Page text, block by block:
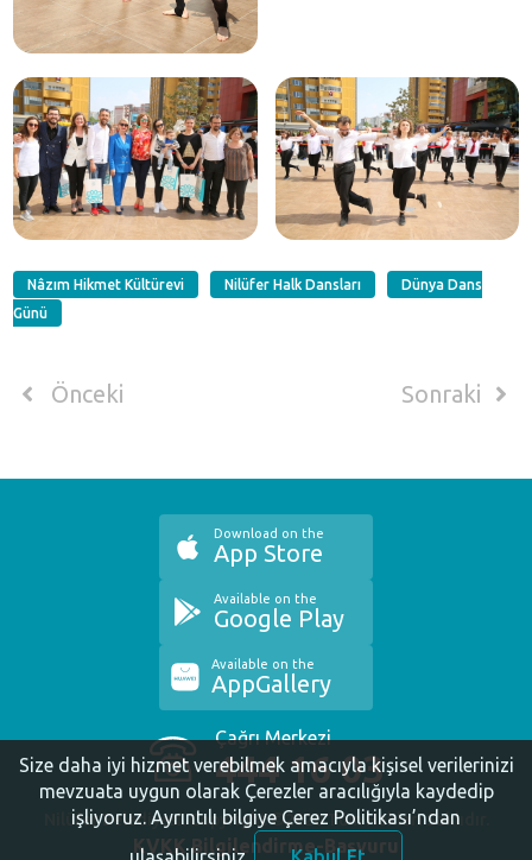
Nâzım Hikmet Kültürevi Nilüfer Halk Dansları
Dünya Dans
Günü
Önceki Sonraki
Çağrı Merkezi
444 16 03
Nilüfer Belediyesi. Copyright ©2020 Tüm Hakları Saklıdır.
KVKK Bilgilendirme-Başvuru
Download on the
App Store
Available on the
Google Play
Available on the
AppGallery
Size daha iyi hizmet verebilmek amacıyla kişisel verilerinizi
mevzuata uygun olarak Çerezler aracılığıyla kaydedip
işliyoruz. Ayrıntılı bilgiye Çerez Politikası’ndan